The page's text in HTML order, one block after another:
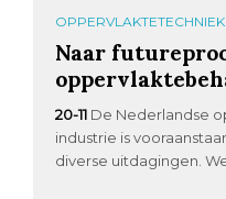
OPPERVLAKTETECHNIEK
Naar
20-11 De Nederlandse
industrie is
diverse uitdagingen.